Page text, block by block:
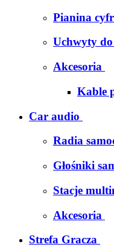
Pianina
Uchwyty
Akcesoria
Kable
Car audio
Radia
Głośniki
Stacje
Akcesoria
Strefa Gracza